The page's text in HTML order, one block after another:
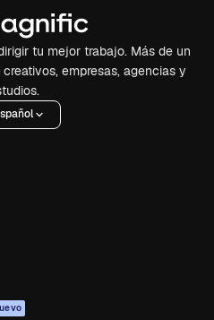
tu mejor trabajo. Más de un
empresas, agencias y